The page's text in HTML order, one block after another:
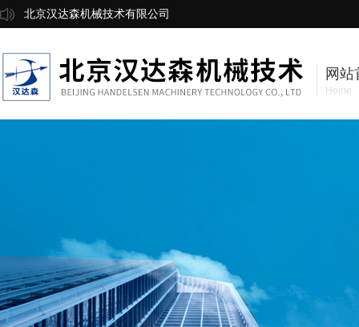
北京汉达森机械技术有限公司
网站
Home